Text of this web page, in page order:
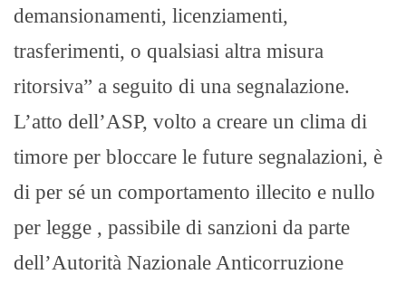
demansionamenti, licenziamenti,
trasferimenti, o qualsiasi altra misura
ritorsiva” a seguito di una segnalazione.
L’atto dell’ASP, volto a creare un clima di
timore per bloccare le future segnalazioni, è
di per sé un comportamento illecito e nullo
per legge , passibile di sanzioni da parte
dell’Autorità Nazionale Anticorruzione